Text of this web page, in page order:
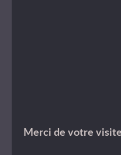
Merci de votre